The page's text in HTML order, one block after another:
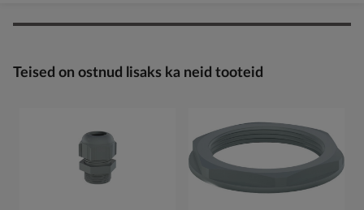
Teised on ostnud lisaks ka neid tooteid